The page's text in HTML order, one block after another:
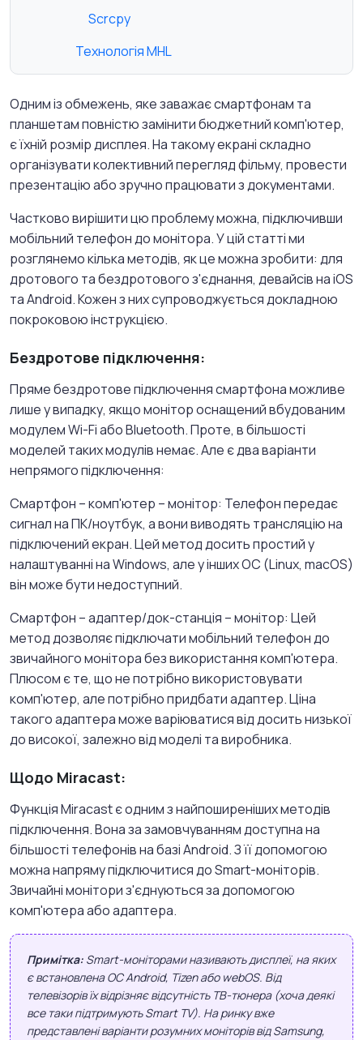
Scrcpy
Технологія MHL
Одним із обмежень, яке заважає смартфонам та
планшетам повністю замінити бюджетний комп'ютер,
є їхній розмір дисплея. На такому екрані складно
організувати колективний перегляд фільму, провести
презентацію або зручно працювати з документами.
Частково вирішити цю проблему можна, підключивши
мобільний телефон до монітора. У цій статті ми
розглянемо кілька методів, як це можна зробити: для
дротового та бездротового з'єднання, девайсів на iOS
та Android. Кожен з них супроводжується докладною
покроковою інструкцією.
Бездротове підключення:
Пряме бездротове підключення смартфона можливе
лише у випадку, якщо монітор оснащений вбудованим
модулем Wi-Fi або Bluetooth. Проте, в більшості
моделей таких модулів немає. Але є два варіанти
непрямого підключення:
Смартфон – комп'ютер – монітор: Телефон передає
сигнал на ПК/ноутбук, а вони виводять трансляцію на
підключений екран. Цей метод досить простий у
налаштуванні на Windows, але у інших ОС (Linux, macOS)
він може бути недоступний.
Смартфон – адаптер/док-станція – монітор: Цей
метод дозволяє підключати мобільний телефон до
звичайного монітора без використання комп'ютера.
Плюсом є те, що не потрібно використовувати
комп'ютер, але потрібно придбати адаптер. Ціна
такого адаптера може варіюватися від досить низької
до високої, залежно від моделі та виробника.
Щодо Miracast:
Функція Miracast є одним з найпоширеніших методів
підключення. Вона за замовчуванням доступна на
більшості телефонів на базі Android. З її допомогою
можна напряму підключитися до Smart-моніторів.
Звичайні монітори з'єднуються за допомогою
комп'ютера або адаптера.
Примітка: Smart-моніторами називають дисплеї, на яких
є встановлена ОС Android, Tizen або webOS. Від
телевізорів їх відрізняє відсутність ТВ-тюнера (хоча деякі
все таки підтримують Smart TV). На ринку вже
представлені варіанти розумних моніторів від Samsung,